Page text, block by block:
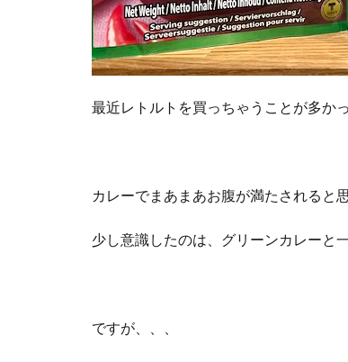
最近レトルトを買っちゃうことが多か
カレーでまあまあお腹が満たされると
少し意識したのは、グリーンカレーと
ですが、、、